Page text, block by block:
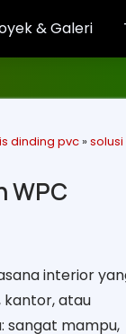
& Galeri
dinding pvc »solusi
WPC
interior
kantor, atau
sangat mampu,